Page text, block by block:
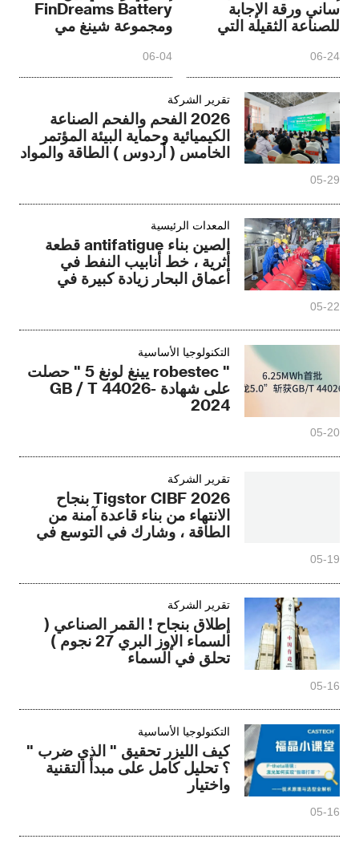
ساني ورقة الإجابة
للصناعة الثقيلة التي
ذات جودة جديدة
06-24
FinDreams Battery
ومجموعة شينغ مي
بسيتشوان
06-04
تقرير الشركة
2026 الفحم والفحم الصناعة
الكيميائية وحماية البيئة المؤتمر
الخامس ( أردوس ) الطاقة والمواد
سوف تنتهي بنجاح !
05-29
المعدات الرئيسية
الصين بناء antifatigue قطعة
أثرية ، خط أنابيب النفط في
أعماق البحار زيادة كبيرة في
05-22
التكنولوجيا الأساسية
" robestec يينغ لونغ 5 " حصلت
على شهادة GB / T 44026-
2024
05-20
تقرير الشركة
Tigstor CIBF 2026 بنجاح
الانتهاء من بناء قاعدة آمنة من
الطاقة ، وشارك في التوسع في
05-19
تقرير الشركة
إطلاق بنجاح ! القمر الصناعي (
السماء الإوز البري 27 نجوم )
تحلق في السماء
05-16
التكنولوجيا الأساسية
كيف الليزر تحقيق " الذي ضرب "
؟ تحليل كامل على مبدأ التقنية
واختيار
05-16